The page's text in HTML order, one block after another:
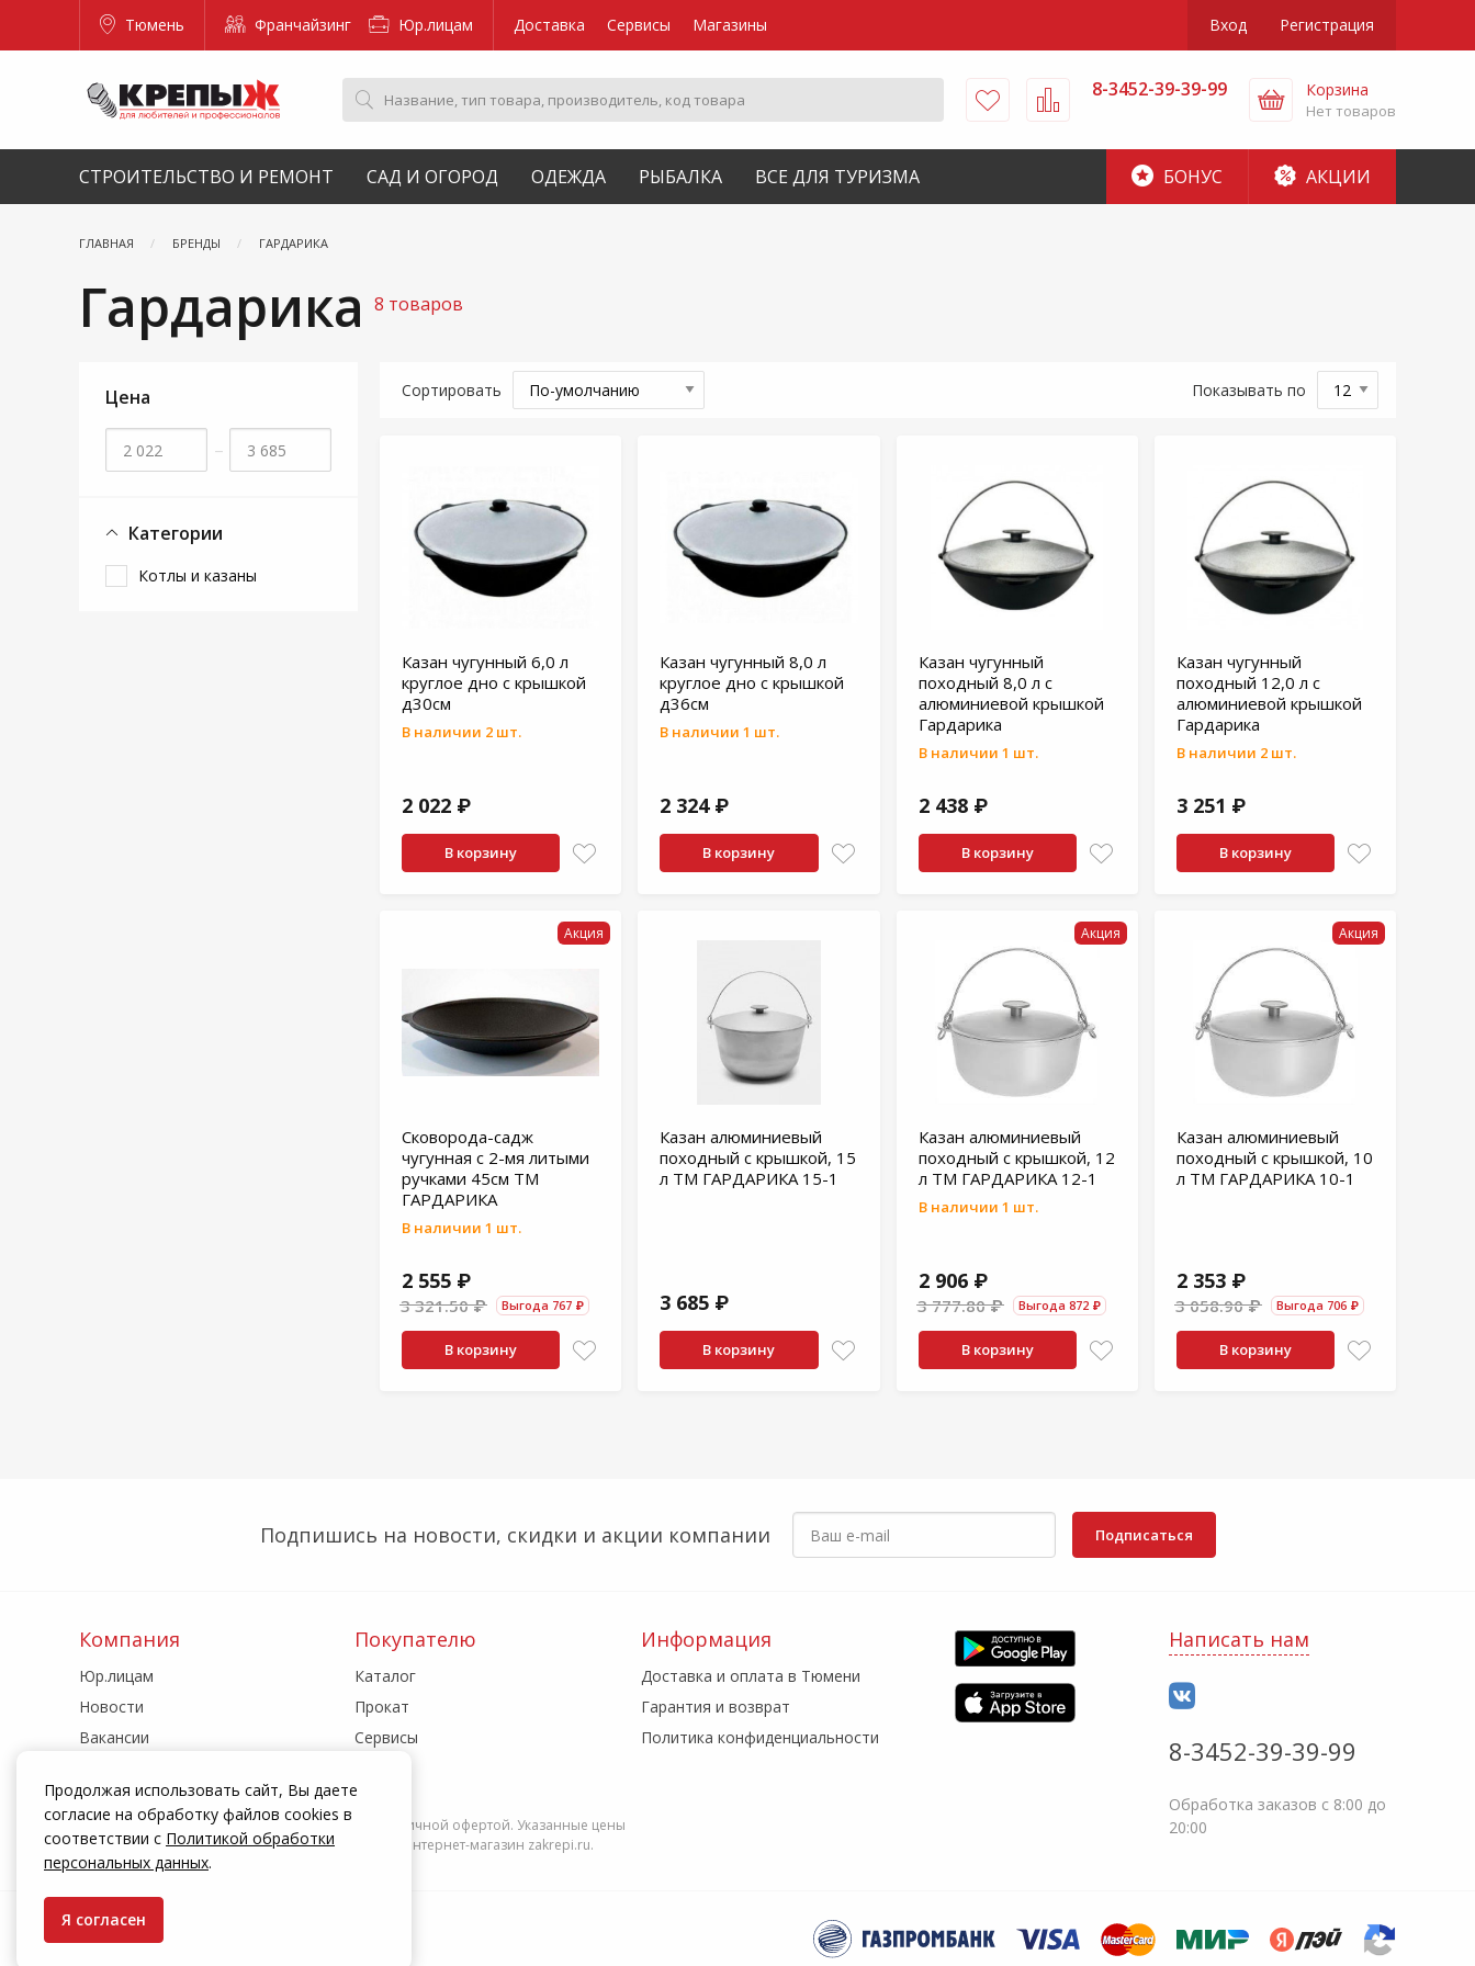
Тюмень Франчайзинг Юр.лицам Доставка Сервисы Магазины Вход Регистрация
8-3452-39-39-99 Корзина
Нет товаров
СТРОИТЕЛЬСТВО И РЕМОНТ САД И ОГОРОД ОДЕЖДА РЫБАЛКА ВСЕ ДЛЯ ТУРИЗМА БОНУС АКЦИИ
ГЛАВНАЯ БРЕНДЫ ГАРДАРИКА
Гардарика 8 товаров
Цена
–
Категории
Котлы и казаны
Сортировать Показывать по
Казан чугунный 6,0 л
круглое дно с крышкой
д30см
В наличии 2 шт.
2 022 ₽
В корзину
Казан чугунный 8,0 л
круглое дно с крышкой
д36см
В наличии 1 шт.
2 324 ₽
В корзину
Казан чугунный
походный 8,0 л с
алюминиевой крышкой
Гардарика
В наличии 1 шт.
2 438 ₽
В корзину
Казан чугунный
походный 12,0 л с
алюминиевой крышкой
Гардарика
В наличии 2 шт.
3 251 ₽
В корзину
Акция
Сковорода-садж
чугунная с 2-мя литыми
ручками 45см ТМ
ГАРДАРИКА
В наличии 1 шт.
2 555 ₽
3 321.50 ₽ Выгода 767 ₽
В корзину
Казан алюминиевый
походный с крышкой, 15
л ТМ ГАРДАРИКА 15-1
3 685 ₽
В корзину
Акция
Казан алюминиевый
походный с крышкой, 12
л ТМ ГАРДАРИКА 12-1
В наличии 1 шт.
2 906 ₽
3 777.80 ₽ Выгода 872 ₽
В корзину
Акция
Казан алюминиевый
походный с крышкой, 10
л ТМ ГАРДАРИКА 10-1
2 353 ₽
3 058.90 ₽ Выгода 706 ₽
В корзину
Подпишись на новости, скидки и акции компании Подписаться
Компания
Юр.лицам
Новости
Вакансии
Адреса магазинов
Покупателю
Каталог
Прокат
Сервисы
Статьи
Информация
Доставка и оплата в Тюмени
Гарантия и возврат
Политика конфиденциальности
Написать нам
8-3452-39-39-99
Обработка заказов с 8:00 до
20:00
Информация на сайте zakrepi.ru не является публичной офертой. Указанные цены
действуют только при оформлении заказа через интернет-магазин zakrepi.ru.
© КрепыЖ, 2004 — 2026
Продолжая использовать сайт, Вы даете
согласие на обработку файлов cookies в
соответствии с Политикой обработки
персональных данных.
Я согласен